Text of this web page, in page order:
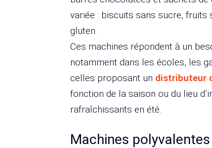
variée : biscuits sans sucre,
gluten.
Ces machines répondent à un
notamment dans les écoles, les
celles proposant un distributeur
fonction de la saison ou du lieu
rafraîchissants en été.
Machines polyvalentes